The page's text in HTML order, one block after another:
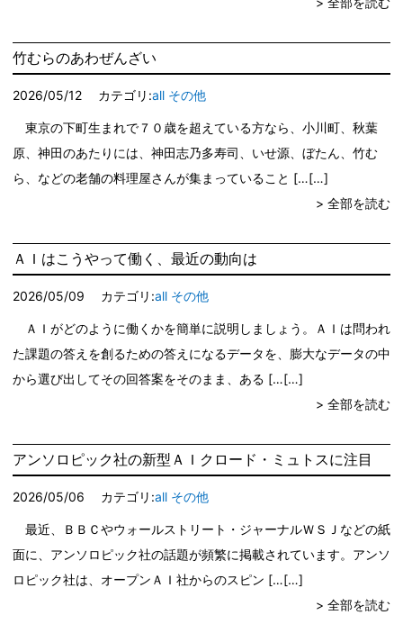
竹むらのあわぜんざい
2026/05/12 カテゴリ:all その他
東京の下町生まれで７０歳を超えている方なら、小川町、秋葉
原、神田のあたりには、神田志乃多寿司、いせ源、ぼたん、竹む
ら、などの老舗の料理屋さんが集まっていること […
> 全部を読む
ＡＩはこうやって働く、最近の動向は
2026/05/09 カテゴリ:all その他
ＡＩがどのように働くかを簡単に説明しましょう。ＡＩは問われ
た課題の答えを創るための答えになるデータを、膨大なデータの中
から選び出してその回答案をそのまま、ある […
> 全部を読む
アンソロピック社の新型ＡＩクロード・ミュトスに注目
2026/05/06 カテゴリ:all その他
最近、ＢＢＣやウォールストリート・ジャーナルＷＳＪなどの紙
面に、アンソロピック社の話題が頻繁に掲載されています。アンソ
ロピック社は、オープンＡＩ社からのスピン […
> 全部を読む